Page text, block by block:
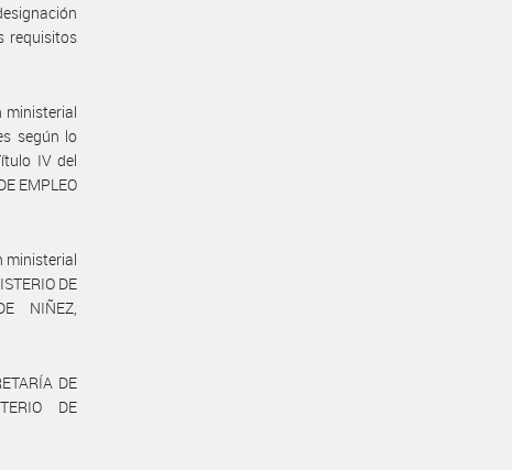
requisitos
ministerial
según lo
IV del
EMPLEO
ministerial
DE
NIÑEZ,
DE
DE